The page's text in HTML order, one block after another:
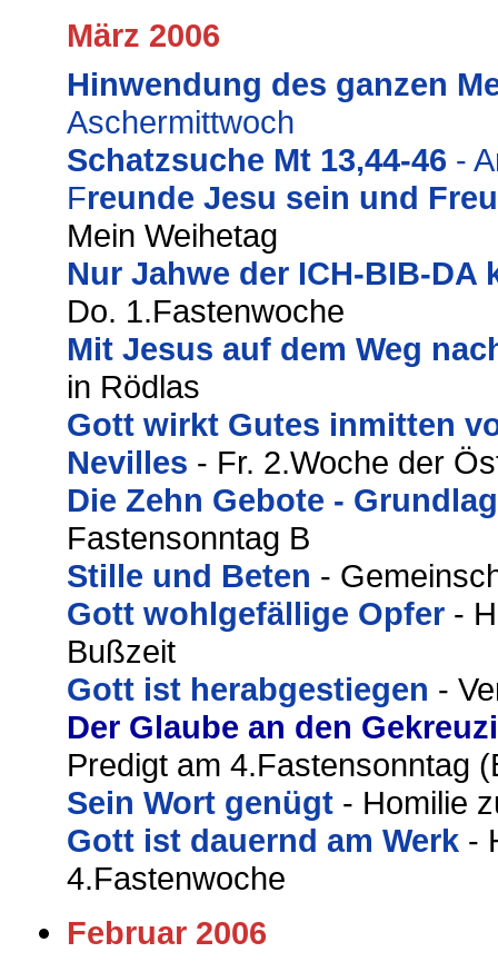
März 2006
Hinwendung des ganzen
Aschermittwoch
Schatzsuche Mt 13,44-46 -
Freunde Jesu sein und
Mein Weihetag
Nur Jahwe der ICH-BIB-DA
Do. 1.Fastenwoche
Mit Jesus auf dem Weg
in Rödlas
Gott wirkt Gutes inmitten
Nevilles - Fr. 2.Woche der
Die Zehn Gebote -
Fastensonntag B
Stille und Beten -
Gott wohlgefällige Opfer -
Bußzeit
Gott ist herabgestiegen -
Der Glaube an den
Predigt am 4.Fastensonntag
Sein Wort genügt - Homilie
Gott ist dauernd am Werk -
4.Fastenwoche
Februar 2006